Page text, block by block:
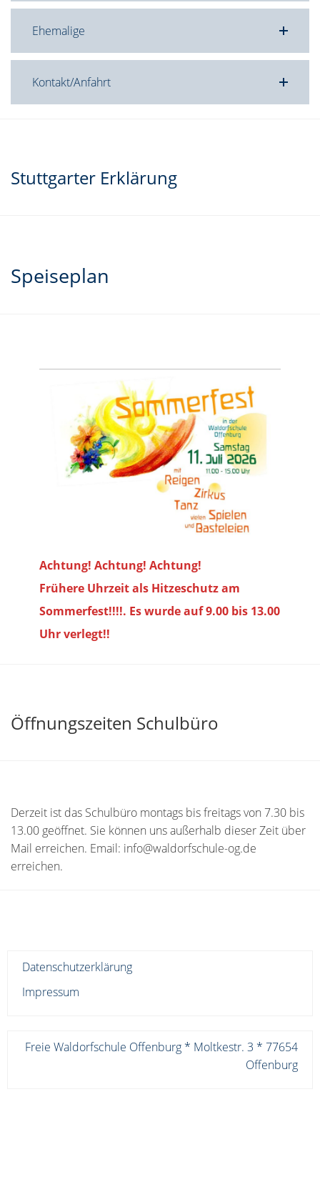
Ehemalige
Kontakt/Anfahrt
Stuttgarter Erklärung
Speiseplan
Achtung! Achtung! Achtung!
Frühere Uhrzeit als Hitzeschutz am
Sommerfest!!!!. Es wurde auf 9.00 bis 13.00
Uhr verlegt!!
Öffnungszeiten Schulbüro
Derzeit ist das Schulbüro montags bis freitags von 7.30 bis
13.00 geöffnet. Sie können uns außerhalb dieser Zeit über
Mail erreichen. Email: info@waldorfschule-og.de
erreichen.
Datenschutzerklärung
Impressum
Freie Waldorfschule Offenburg * Moltkestr. 3 * 77654
Offenburg